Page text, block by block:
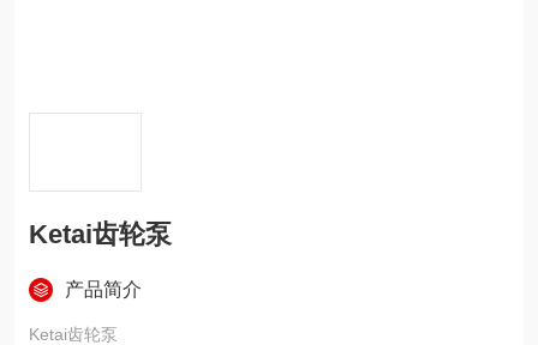
Ketai齿轮泵
产品简介
Ketai齿轮泵